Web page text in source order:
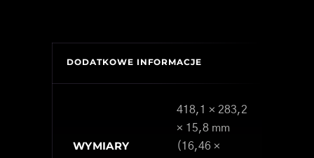
DODATKOWE INFORMACJE
WYMIARY
418,1 × 283,2
× 15,8 mm
(16,46 ×